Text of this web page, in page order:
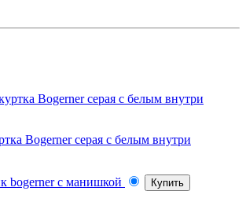
Bogerner серая с белым внутри
Купить